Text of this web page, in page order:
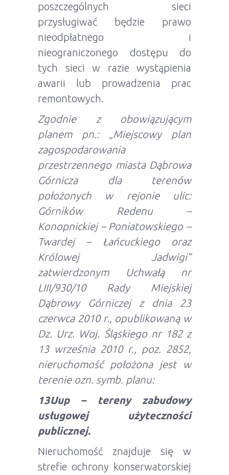
poszczególnych sieci
przysługiwać będzie prawo
nieodpłatnego i
nieograniczonego dostępu do
tych sieci w razie wystąpienia
awarii lub prowadzenia prac
remontowych.
Zgodnie z obowiązującym
planem pn.: „Miejscowy plan
zagospodarowania
przestrzennego miasta Dąbrowa
Górnicza dla terenów
położonych w rejonie ulic:
Górników Redenu –
Konopnickiej – Poniatowskiego –
Twardej – Łańcuckiego oraz
Królowej Jadwigi”
zatwierdzonym Uchwałą nr
LIII/930/10 Rady Miejskiej
Dąbrowy Górniczej z dnia 23
czerwca 2010 r., opublikowaną w
Dz. Urz. Woj. Śląskiego nr 182 z
13 września 2010 r., poz. 2852,
nieruchomość położona jest w
terenie ozn. symb. planu:
13Uup – tereny zabudowy
usługowej użyteczności
publicznej.
Nieruchomość znajduje się w
strefie ochrony konserwatorskiej